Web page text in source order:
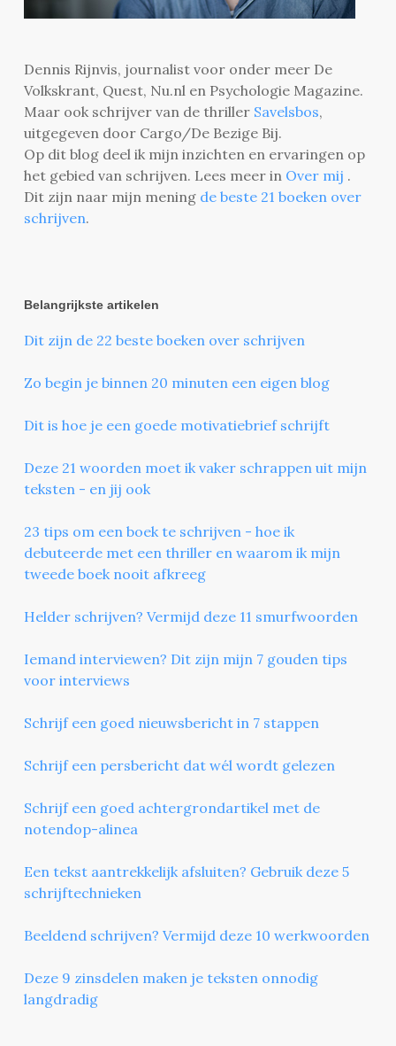
Dennis Rijnvis, journalist voor onder meer De
Volkskrant, Quest, Nu.nl en Psychologie Magazine.
Maar ook schrijver van de thriller Savelsbos,
uitgegeven door Cargo/De Bezige Bij.
Op dit blog deel ik mijn inzichten en ervaringen op
het gebied van schrijven. Lees meer in Over mij .
Dit zijn naar mijn mening de beste 21 boeken over
schrijven.
Belangrijkste artikelen
Dit zijn de 22 beste boeken over schrijven
Zo begin je binnen 20 minuten een eigen blog
Dit is hoe je een goede motivatiebrief schrijft
Deze 21 woorden moet ik vaker schrappen uit mijn
teksten - en jij ook
23 tips om een boek te schrijven - hoe ik
debuteerde met een thriller en waarom ik mijn
tweede boek nooit afkreeg
Helder schrijven? Vermijd deze 11 smurfwoorden
Iemand interviewen? Dit zijn mijn 7 gouden tips
voor interviews
Schrijf een goed nieuwsbericht in 7 stappen
Schrijf een persbericht dat wél wordt gelezen
Schrijf een goed achtergrondartikel met de
notendop-alinea
Een tekst aantrekkelijk afsluiten? Gebruik deze 5
schrijftechnieken
Beeldend schrijven? Vermijd deze 10 werkwoorden
Deze 9 zinsdelen maken je teksten onnodig
langdradig